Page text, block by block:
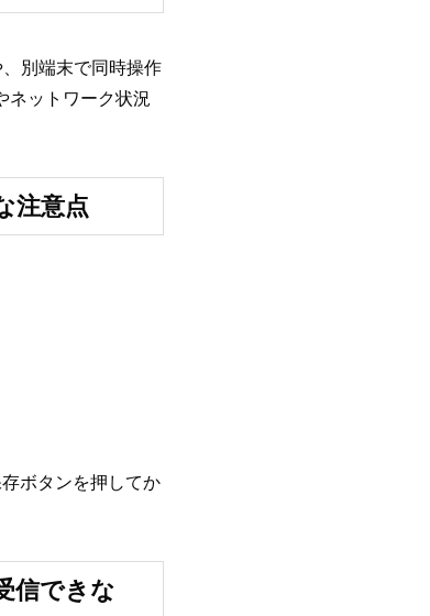
別端末で同時操作
ネットワーク状況
注意点
ボタンを押してか
信できな